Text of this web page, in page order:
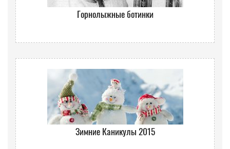
Горнолыжные ботинки
Зимние Каникулы 2015